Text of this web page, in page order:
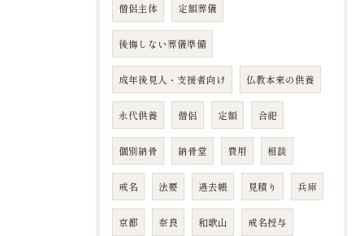
僧侶主体 定額葬儀
後悔しない葬儀準備
成年後見人・支援者向け 仏教本来の供養
永代供養 僧侶 定額 合祀
個別納骨 納骨堂 費用 相談
戒名 法要 過去帳 見積り 兵庫
京都 奈良 和歌山 戒名授与